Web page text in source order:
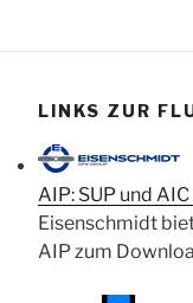
LINKS ZUR
AIP: SUP und
Eisenschmidt
AIP zum